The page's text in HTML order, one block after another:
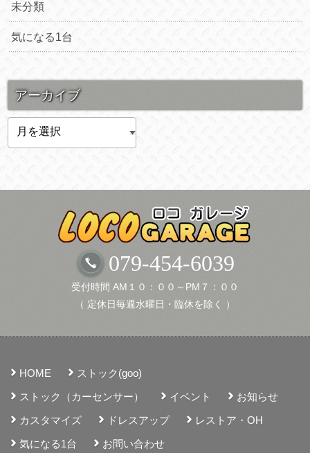
未分類
気になる1台
アーカイブ
ブ
079-454-6039
受付時間 AM１０：００～PM７：００
（ 定休日毎週水曜日・臨休を除く ）
HOME
ストック(goo)
ストック（カーセンサー）
イベント
お知らせ
カスタマイズ
ドレスアップ
レストア・OH
気になる1台
お問い合わせ